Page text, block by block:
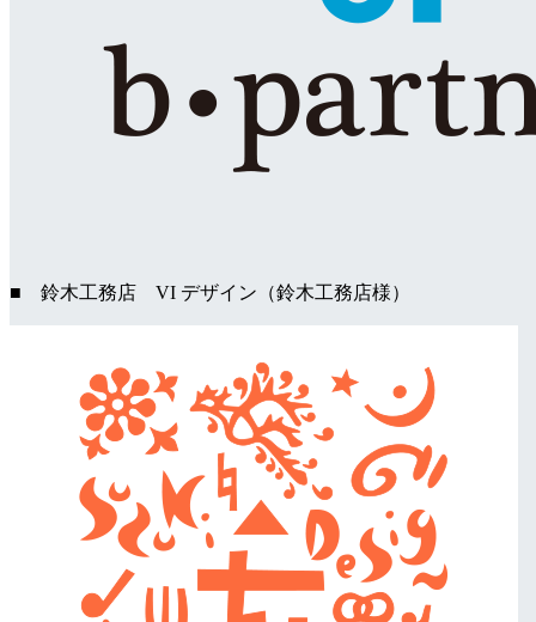
■ 鈴木工務店 VI デザイン（鈴木工務店様）